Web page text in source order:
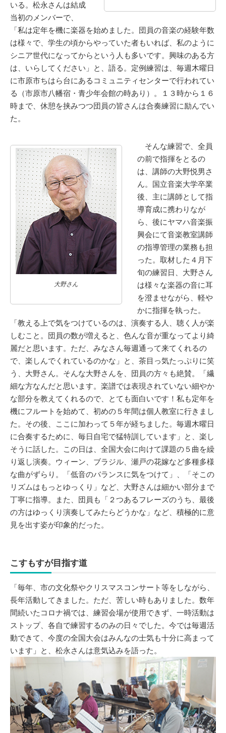
いる。松永さんは結成
当初のメンバーで、
「私は定年を機に楽器を始めました。団員の音楽の経験年数
は様々で、学生の頃からやっていた者もいれば、私のように
シニア世代になってからという人も多いです。興味のある方
は、いらしてください」と、語る。定例練習は、毎週木曜日
に市原市ちはら台にあるコミュニティセンターで行われてい
る（市原市八幡宿・青少年会館の時あり）。１３時から１６
時まで、休憩を挟みつつ団員の皆さんは合奏練習に励んでい
た。
大野さん
そんな練習で、全員
の前で指揮をとるの
は、講師の大野悦男さ
ん。国立音楽大学卒業
後、主に講師として指
導育成に携わりなが
ら、後にヤマハ音楽振
興会にて音楽教室講師
の指導管理の業務も担
った。取材した４月下
旬の練習日、大野さん
は様々な楽器の音に耳
を澄ませながら、軽や
かに指揮を執った。
「教える上で気をつけているのは、演奏する人、聴く人が楽
しむこと。団員の数が増えると、色んな音が重なってより綺
麗だと思います。ただ、みなさん毎週通って来てくれるの
で、楽しんでくれているのかな」と、茶目っ気たっぷりに笑
う、大野さん。そんな大野さんを、団員の方々も絶賛。「繊
細な方なんだと思います。楽譜では表現されていない細やか
な部分を教えてくれるので、とても面白いです！私も定年を
機にフルートを始めて、初めの５年間は個人教室に行きまし
た。その後、ここに加わって５年が経ちました。毎週木曜日
に合奏するために、毎日自宅で猛特訓しています」と、楽し
そうに話した。この日は、全国大会に向けて課題の５曲を繰
り返し演奏。ウィーン、ブラジル、瀬戸の花嫁など多種多様
な曲がずらり。「低音のバランスに気をつけて」、「そこの
リズムはもっとゆっくり」など、大野さんは細かい部分まで
丁寧に指導。また、団員も「２つあるフレーズのうち、最後
の方はゆっくり演奏してみたらどうかな」など、積極的に意
見を出す姿が印象的だった。
こすもすが目指す道
「毎年、市の文化祭やクリスマスコンサート等をしながら、
長年活動してきました。ただ、苦しい時もありました。数年
間続いたコロナ禍では、練習会場が使用できず、一時活動は
ストップ、各自で練習するのみの日々でした。今では毎週活
動できて、今度の全国大会はみんなの士気も十分に高まって
います」と、松永さんは意気込みを語った。